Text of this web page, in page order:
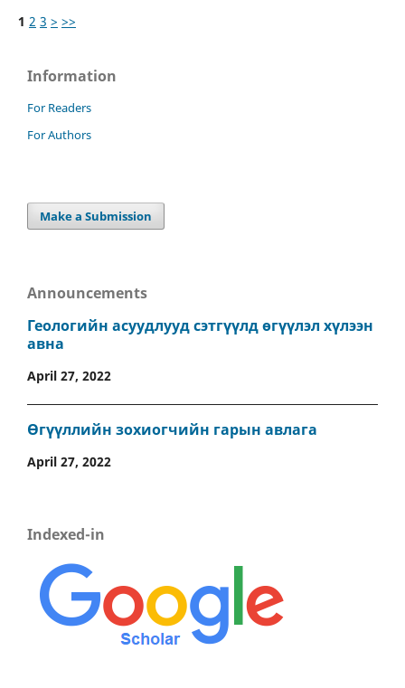
1 2 3 > >>
Information
For Readers
For Authors
Make a Submission
Announcements
Геологийн асуудлууд сэтгүүлд өгүүлэл хүлээн
авна
April 27, 2022
Өгүүллийн зохиогчийн гарын авлага
April 27, 2022
Indexed-in